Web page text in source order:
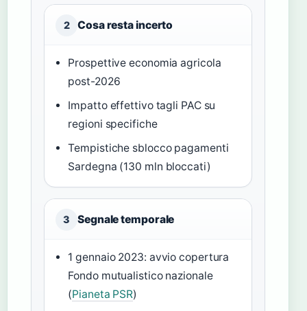
2 Cosa resta incerto
Prospettive economia agricola
post-2026
Impatto effettivo tagli PAC su
regioni specifiche
Tempistiche sblocco pagamenti
Sardegna (130 mln bloccati)
3 Segnale temporale
1 gennaio 2023: avvio copertura
Fondo mutualistico nazionale
(Pianeta PSR)